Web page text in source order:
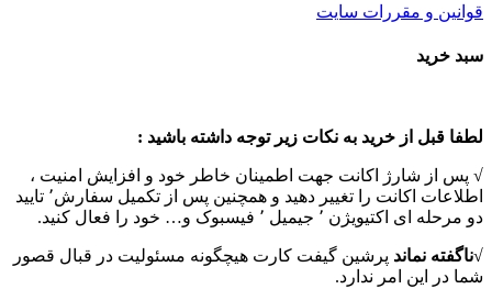
قوانین و مقررات سایت
Toggle
سبد خرید
لطفا قبل از خرید به نکات زیر توجه داشته باشید :
√ پس از شارژ اکانت جهت اطمینان خاطر خود و افزایش امنیت ،
اطلاعات اکانت را تغییر دهید و همچنین پس از تکمیل سفارش٬ تایید
دو مرحله ای اکتیویژن ٬ جیمیل ٬ فیسبوک و… خود را فعال کنید.
√ناگفته نماند پرشین گیفت کارت هیچگونه مسئولیت در قبال قصور
شما در این امر ندارد.